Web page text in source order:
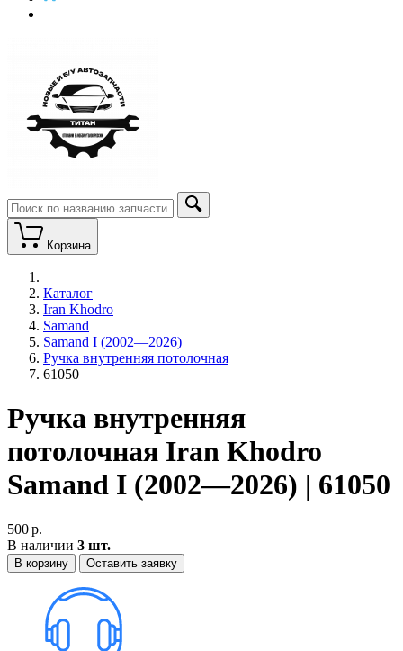
Корзина
Каталог
Iran Khodro
Samand
Samand I (2002—2026)
Ручка внутренняя потолочная
61050
Ручка внутренняя
потолочная Iran Khodro
Samand I (2002—2026) | 61050
500р.
В наличии 3 шт.
В корзину Оставить заявку